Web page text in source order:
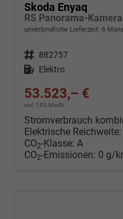
Skoda Enyaq
RS Panorama-
unverbindliche Lieferzeit: 6
Fahrzeugnr. 882757
Kraftstoff Elektro
53.523,– €
incl. 19% MwSt.
Stromverbrauch
Elektrische Reichweite:
CO2-Klasse: A
CO2-Emissionen: 0 g/